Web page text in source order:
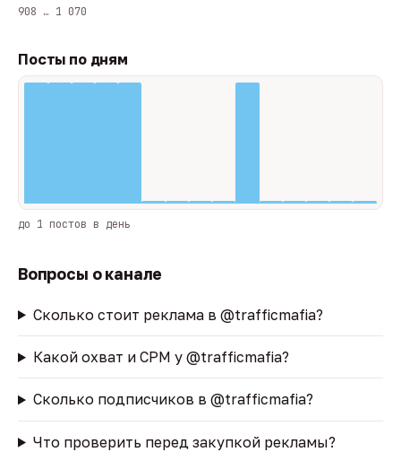
908 … 1 070
Посты по дням
до 1 постов в день
Вопросы о канале
Сколько стоит реклама в @trafficmafia?
Какой охват и CPM у @trafficmafia?
Сколько подписчиков в @trafficmafia?
Что проверить перед закупкой рекламы?